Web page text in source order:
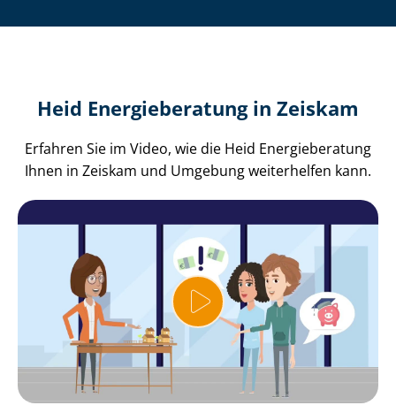
Heid Energieberatung in Zeiskam
Erfahren Sie im Video, wie die Heid Energieberatung
Ihnen in Zeiskam und Umgebung weiterhelfen kann.